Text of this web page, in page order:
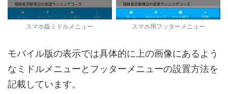
スマホ版ミドルメニュー スマホ用フッターメニュー
モバイル版の表示では具体的に上の画像にあるよう
なミドルメニューとフッターメニューの設置方法を
記載しています。